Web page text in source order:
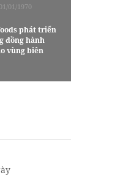
01/01/1970
phát triển
đồng hành
vùng biên